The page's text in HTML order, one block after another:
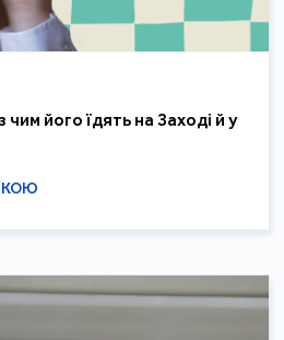
чим його їдять на Заході й у